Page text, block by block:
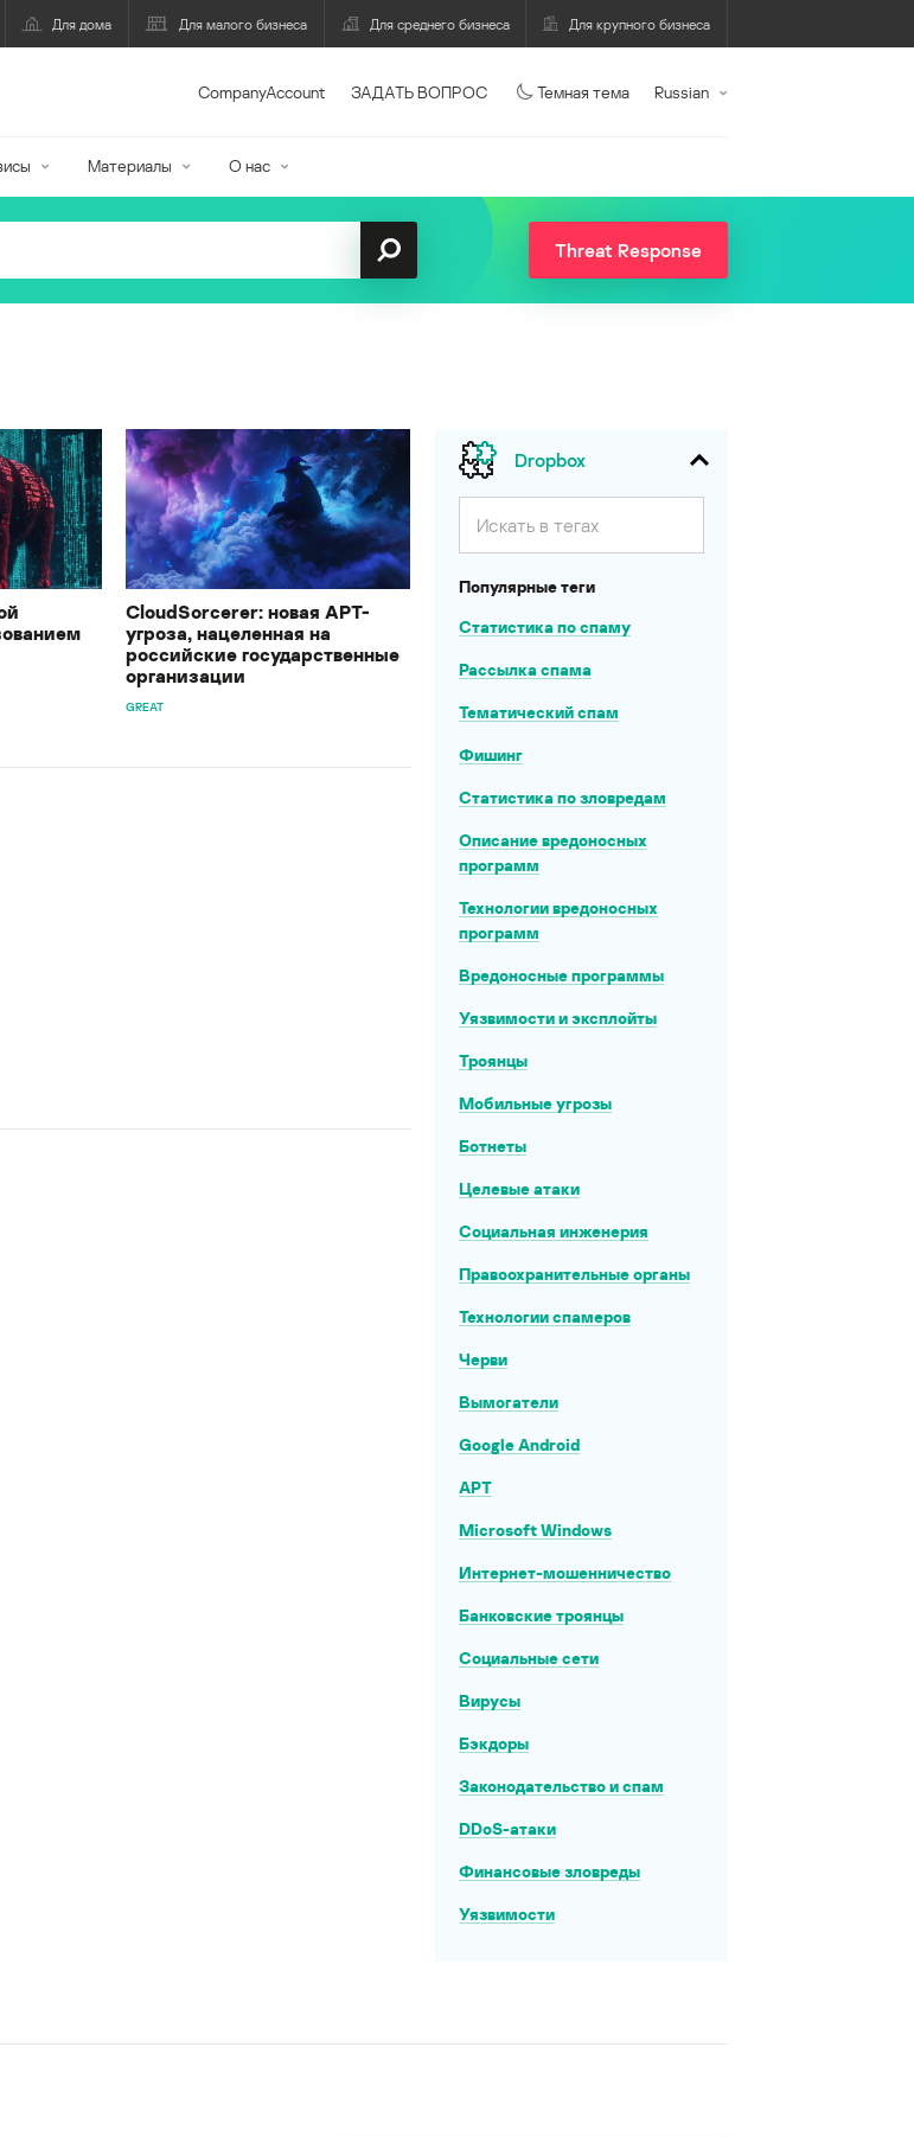
Для дома Для малого бизнеса Для среднего бизнеса Для крупного бизнеса
CompanyAccount ЗАДАТЬ ВОПРОС Темная тема Russian
Материалы О нас
Threat Response
CloudSorcerer: новая APT-
угроза, нацеленная на
российские государственные
организации
GREAT
Dropbox
Популярные теги
Статистика по спаму
Рассылка спама
Тематический спам
Фишинг
Статистика по зловредам
Описание вредоносных
программ
Технологии вредоносных
программ
Вредоносные программы
Уязвимости и эксплойты
Троянцы
Мобильные угрозы
Ботнеты
Целевые атаки
Социальная инженерия
Правоохранительные органы
Технологии спамеров
Черви
Вымогатели
Google Android
APT
Microsoft Windows
Интернет-мошенничество
Банковские троянцы
Социальные сети
Вирусы
Бэкдоры
Законодательство и спам
DDoS-атаки
Финансовые зловреды
Уязвимости